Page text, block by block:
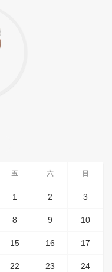
五 六 日
1 2 3
8 9 10
15 16 17
22 23 24